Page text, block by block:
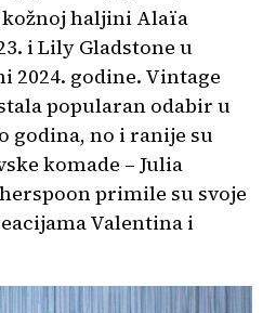
haljini Alaïa
i Lily Gladstone u
2024. godine. Vintage
popularan odabir u
godina, no i ranije su
komade – Julia
primile su svoje
Valentina i